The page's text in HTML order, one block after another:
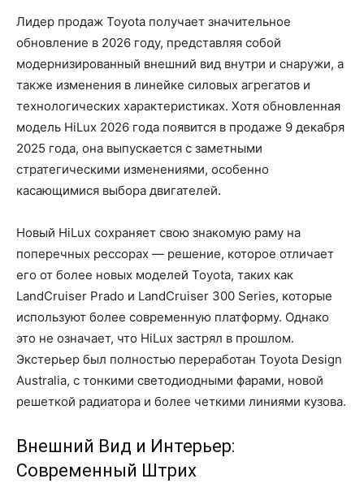
Лидер продаж Toyota получает значительное
обновление в 2026 году, представляя собой
модернизированный внешний вид внутри и снаружи, а
также изменения в линейке силовых агрегатов и
технологических характеристиках. Хотя обновленная
модель HiLux 2026 года появится в продаже 9 декабря
2025 года, она выпускается с заметными
стратегическими изменениями, особенно
касающимися выбора двигателей.
Новый HiLux сохраняет свою знакомую раму на
поперечных рессорах — решение, которое отличает
его от более новых моделей Toyota, таких как
LandCruiser Prado и LandCruiser 300 Series, которые
используют более современную платформу. Однако
это не означает, что HiLux застрял в прошлом.
Экстерьер был полностью переработан Toyota Design
Australia, с тонкими светодиодными фарами, новой
решеткой радиатора и более четкими линиями кузова.
Внешний Вид и Интерьер:
Современный Штрих